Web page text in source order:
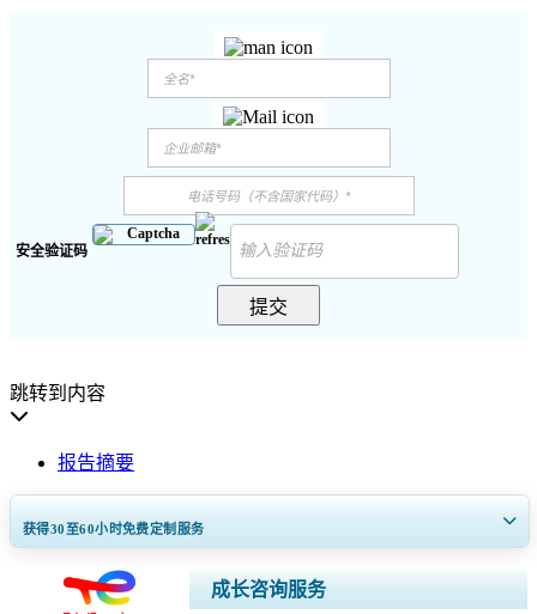
安全验证码
提交
跳转到内容
报告摘要
获得30至60小时免费定制服务
扩大区域和国家覆盖范围， 细分市场分析， 公司简介， 竞争基准分析，
以及最终用户洞察。
成长咨询服务